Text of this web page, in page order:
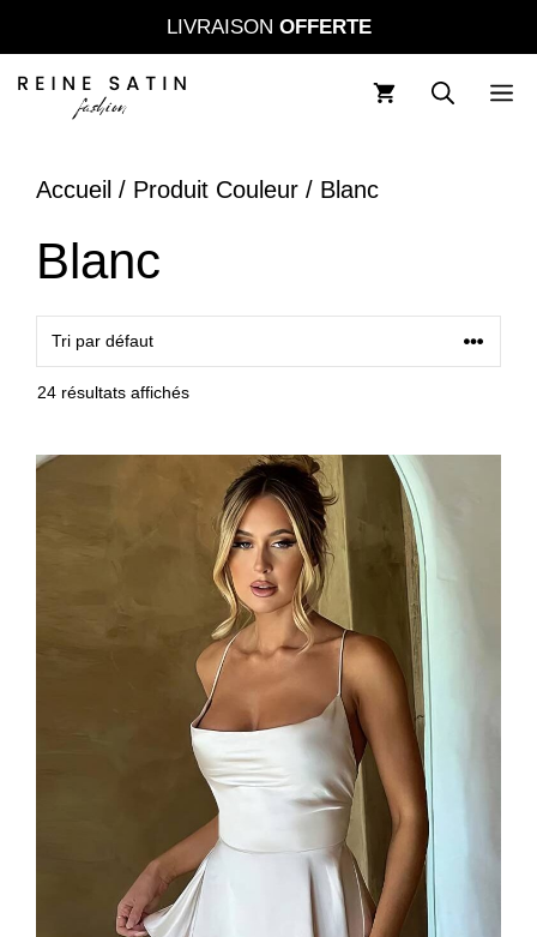
au
contenu
LIVRAISON OFFERTE
Accueil / Produit Couleur / Blanc
Blanc
24 résultats affichés